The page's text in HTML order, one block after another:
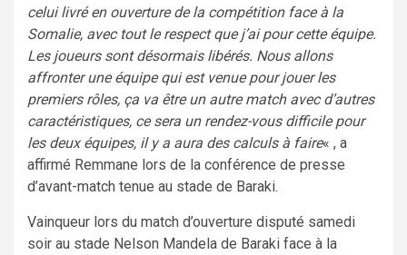
celui livré en ouverture de la compétition face à la
Somalie, avec tout le respect que j’ai pour cette équipe.
Les joueurs sont désormais libérés. Nous allons
affronter une équipe qui est venue pour jouer les
premiers rôles, ça va être un autre match avec d’autres
caractéristiques, ce sera un rendez-vous difficile pour
les deux équipes, il y a aura des calculs à faire« , a
affirmé Remmane lors de la conférence de presse
d’avant-match tenue au stade de Baraki.
Vainqueur lors du match d’ouverture disputé samedi
soir au stade Nelson Mandela de Baraki face à la